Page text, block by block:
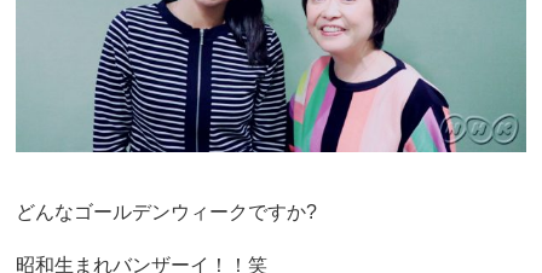
どんなゴールデンウィークですか?
昭和生まれバンザーイ！！笑